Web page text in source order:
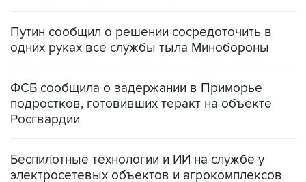
Путин сообщил о решении сосредоточить в
одних руках все службы тыла Минобороны
ФСБ сообщила о задержании в Приморье
подростков, готовивших теракт на объекте
Росгвардии
Беспилотные технологии и ИИ на службе у
электросетевых объектов и агрокомплексов